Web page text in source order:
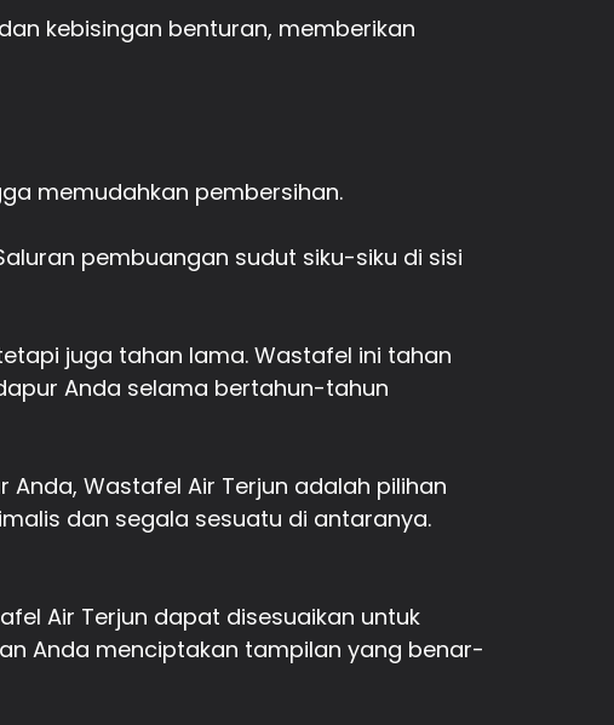
kebisingan benturan, memberikan
memudahkan pembersihan.
pembuangan sudut siku-siku di sisi
juga tahan lama. Wastafel ini tahan
Anda selama bertahun-tahun
Wastafel Air Terjun adalah pilihan
dan segala sesuatu di antaranya.
Air Terjun dapat disesuaikan untuk
Anda menciptakan tampilan yang benar-